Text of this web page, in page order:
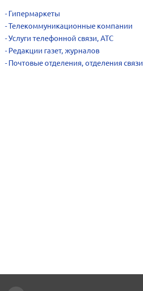
Гипермаркеты
Телекоммуникационные компании
Услуги телефонной связи, АТС
Редакции газет, журналов
Почтовые отделения, отделения связи